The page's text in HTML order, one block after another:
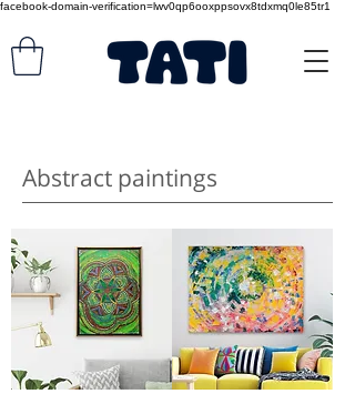
facebook-domain-verification=lwv0qp6ooxppsovx8tdxmq0le85tr1
Abstract paintings